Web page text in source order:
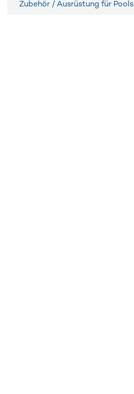
Zubehör / Ausrüstung für Pools